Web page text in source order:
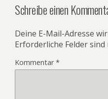
Schreibe einen
Deine E-Mail-Adresse
Erforderliche Felder sind
Kommentar*